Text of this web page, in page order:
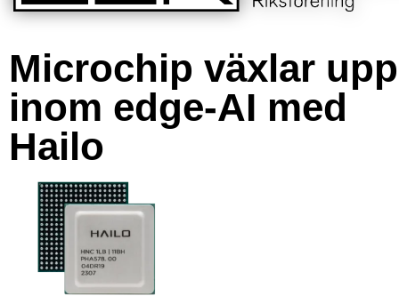
Microchip växlar upp
inom edge-AI med
Hailo